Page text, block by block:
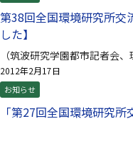
第38回全国環境研究所交
した】
（筑波研究学園都市記者会
2012年2月17日
お知らせ
「第27回全国環境研究